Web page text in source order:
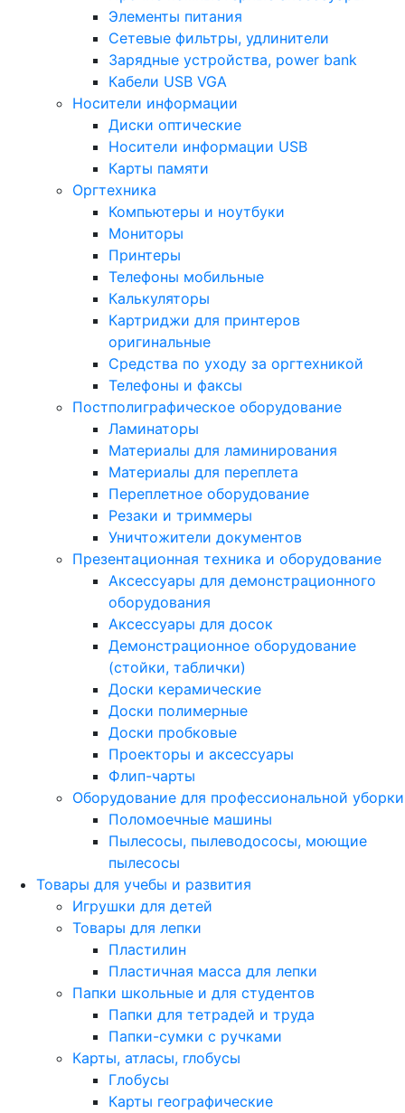
Элементы питания
Сетевые фильтры, удлинители
Зарядные устройства, power bank
Кабели USB VGA
Носители информации
Диски оптические
Носители информации USB
Карты памяти
Оргтехника
Компьютеры и ноутбуки
Мониторы
Принтеры
Телефоны мобильные
Калькуляторы
Картриджи для принтеров
оригинальные
Средства по уходу за оргтехникой
Телефоны и факсы
Постполиграфическое оборудование
Ламинаторы
Материалы для ламинирования
Материалы для переплета
Переплетное оборудование
Резаки и триммеры
Уничтожители документов
Презентационная техника и оборудование
Аксессуары для демонстрационного
оборудования
Аксессуары для досок
Демонстрационное оборудование
(стойки, таблички)
Доски керамические
Доски полимерные
Доски пробковые
Проекторы и аксессуары
Флип-чарты
Оборудование для профессиональной уборки
Поломоечные машины
Пылесосы, пылеводососы, моющие
пылесосы
Товары для учебы и развития
Игрушки для детей
Товары для лепки
Пластилин
Пластичная масса для лепки
Папки школьные и для студентов
Папки для тетрадей и труда
Папки-сумки с ручками
Карты, атласы, глобусы
Глобусы
Карты географические